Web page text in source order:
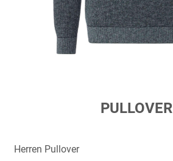
springen
PULLOVER
Herren Pullover